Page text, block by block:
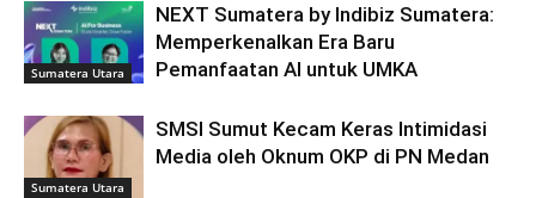
Sumatera Utara
NEXT Sumatera by Indibiz Sumatera:
Memperkenalkan Era Baru
Pemanfaatan AI untuk UMKA
Sumatera Utara
SMSI Sumut Kecam Keras Intimidasi
Media oleh Oknum OKP di PN Medan